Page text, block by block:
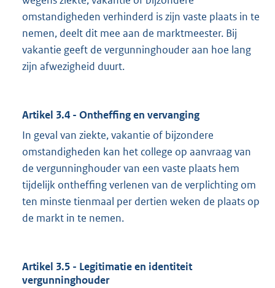
omstandigheden verhinderd is zijn vaste plaats in te
nemen, deelt dit mee aan de marktmeester. Bij
vakantie geeft de vergunninghouder aan hoe lang
zijn afwezigheid duurt.
Artikel 3.4 - Ontheffing en vervanging
In geval van ziekte, vakantie of bijzondere
omstandigheden kan het college op aanvraag van
de vergunninghouder van een vaste plaats hem
tijdelijk ontheffing verlenen van de verplichting om
ten minste tienmaal per dertien weken de plaats op
de markt in te nemen.
Artikel 3.5 - Legitimatie en identiteit
vergunninghouder